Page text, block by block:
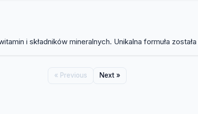
i składników mineralnych. Unikalna formuła
« Previous Next »